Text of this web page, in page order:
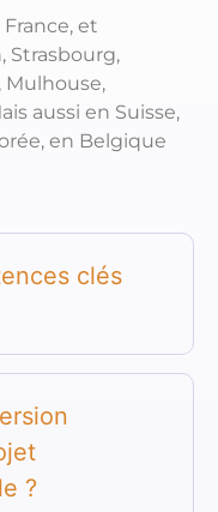
et
Strasbourg,
Mulhouse,
aussi en Suisse,
en Belgique
clés
?